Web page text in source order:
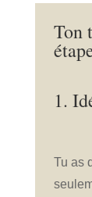
Ton
1.
Tu as